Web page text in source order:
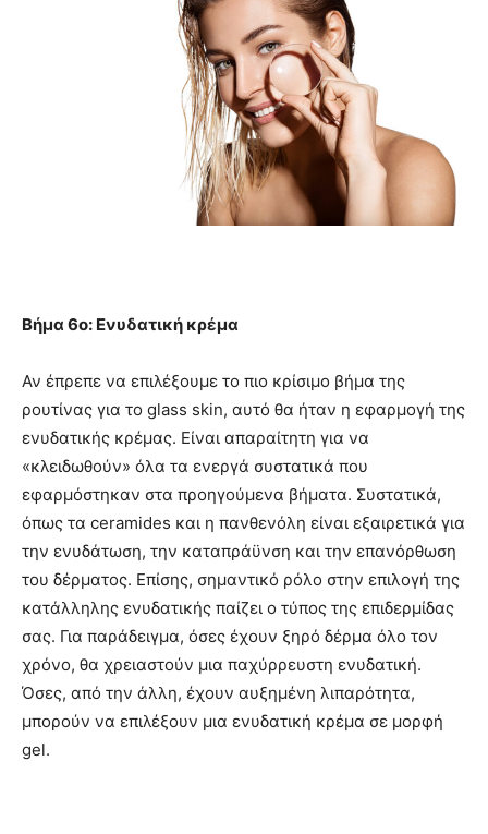
Βήμα 6ο: Ενυδατική κρέμα
Αν έπρεπε να επιλέξουμε το πιο κρίσιμο βήμα της
ρουτίνας για το glass skin, αυτό θα ήταν η εφαρμογή της
ενυδατικής κρέμας. Είναι απαραίτητη για να
«κλειδωθούν» όλα τα ενεργά συστατικά που
εφαρμόστηκαν στα προηγούμενα βήματα. Συστατικά,
όπως τα ceramides και η πανθενόλη είναι εξαιρετικά για
την ενυδάτωση, την καταπράϋνση και την επανόρθωση
του δέρματος. Επίσης, σημαντικό ρόλο στην επιλογή της
κατάλληλης ενυδατικής παίζει ο τύπος της επιδερμίδας
σας. Για παράδειγμα, όσες έχουν ξηρό δέρμα όλο τον
χρόνο, θα χρειαστούν μια παχύρρευστη ενυδατική.
Όσες, από την άλλη, έχουν αυξημένη λιπαρότητα,
μπορούν να επιλέξουν μια ενυδατική κρέμα σε μορφή
gel.